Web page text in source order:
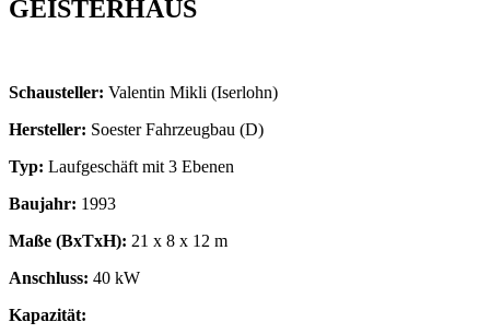
GEISTERHAUS
Schausteller: Valentin Mikli (Iserlohn)
Hersteller: Soester Fahrzeugbau (D)
Typ: Laufgeschäft mit 3 Ebenen
Baujahr: 1993
Maße (BxTxH): 21 x 8 x 12 m
Anschluss: 40 kW
Kapazität: